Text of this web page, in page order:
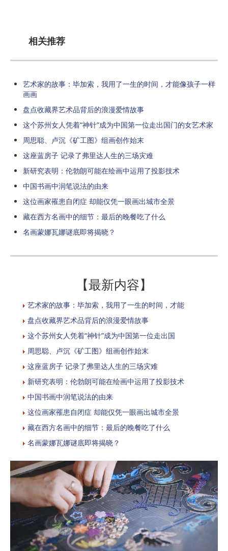
相关推荐
艺术家的故事：毕加索，我用了一生的时间，才能像孩子一样
画画
盘点收藏界艺术品背后的浪漫爱情故事
这个苏州女人凭着“神针”成为中国第一位走出国门的女艺术家
周思聪、卢沉《矿工图》组画创作始末
这座蓝房子 记录了弗里达人生的三场灾难
新研究表明：伦勃朗可能在绘画中运用了投影技术
中国书画中润笔说法的由来
这位画家罹患自闭症 却能仅凭一眼画出城市全景
藏在西方名画中的细节：最后的晚餐吃了什么
名画蒙娜瓦娜谜底即将揭晓？
【最新内容】
艺术家的故事：毕加索，我用了一生的时间，才能
盘点收藏界艺术品背后的浪漫爱情故事
这个苏州女人凭着“神针”成为中国第一位走出国
周思聪、卢沉《矿工图》组画创作始末
这座蓝房子 记录了弗里达人生的三场灾难
新研究表明：伦勃朗可能在绘画中运用了投影技术
中国书画中润笔说法的由来
这位画家罹患自闭症 却能仅凭一眼画出城市全景
藏在西方名画中的细节：最后的晚餐吃了什么
名画蒙娜瓦娜谜底即将揭晓？